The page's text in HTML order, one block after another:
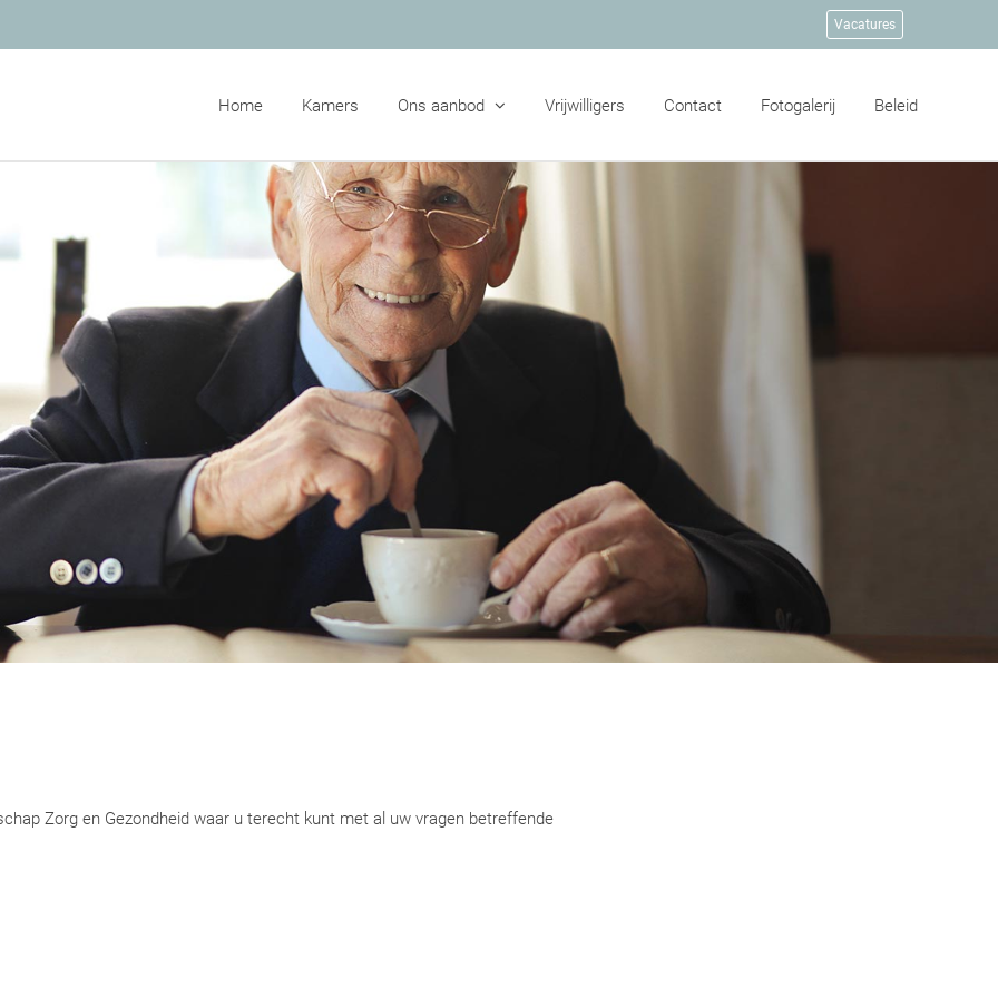
Vacatures
Home Kamers Ons aanbod Vrijwilligers Contact Fotogalerij Beleid
Zorg en Gezondheid waar u terecht kunt met al uw vragen betreffende